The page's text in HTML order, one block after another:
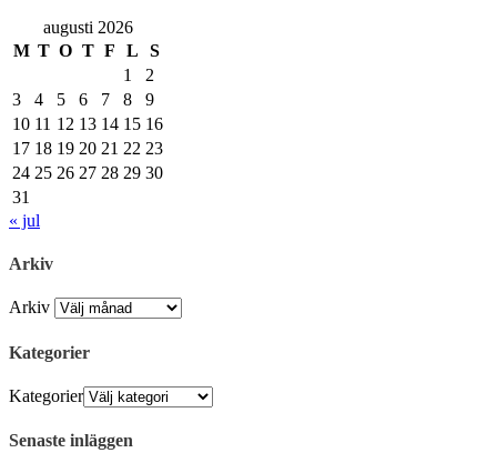
augusti 2026
M T O T F L
S
1
2
3
4 5 6 7 8
9
10 11 12 13 14 15 16
17 18 19 20 21 22 23
24 25 26 27 28 29 30
31
« jul
Arkiv
Arkiv
Kategorier
Kategorier
Senaste inläggen